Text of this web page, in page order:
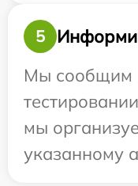
5
Мы сообщим
мы
указанному